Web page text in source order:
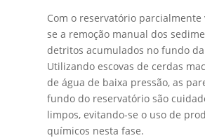
Com o reservatório parcialmente
se a remoção manual dos
detritos acumulados no fundo da
Utilizando escovas de cerdas
de água de baixa pressão, as
fundo do reservatório são
limpos, evitando-se o uso de
químicos nesta fase.